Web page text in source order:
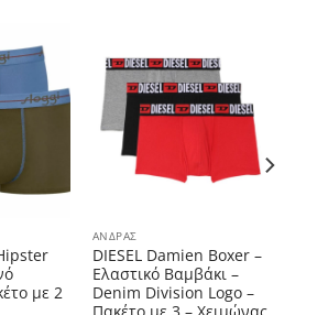
με 2
ΆΝΔΡΑΣ
DIESEL Damien Boxer –
Ελαστικό Βαμβάκι –
Denim Division Logo –